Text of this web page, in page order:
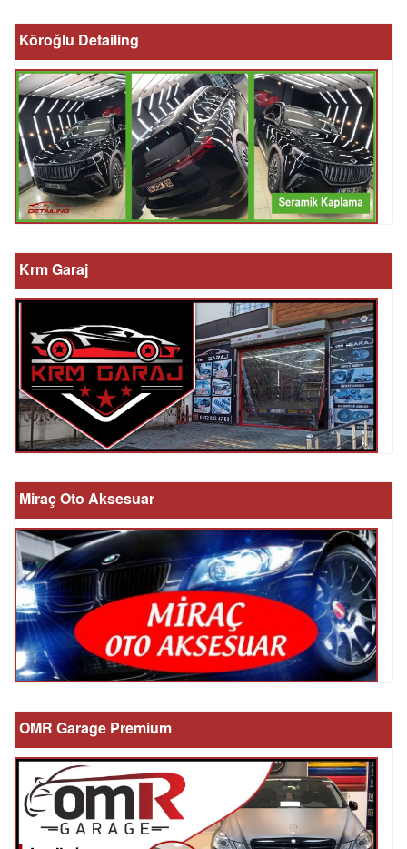
Köroğlu Detailing
Krm Garaj
Miraç Oto Aksesuar
OMR Garage Premium